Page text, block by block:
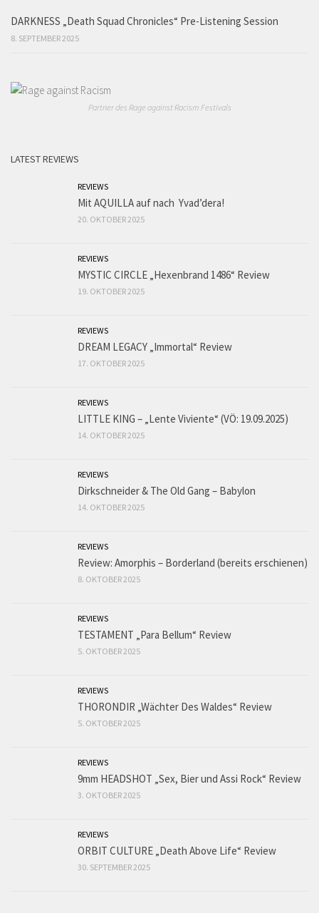
DARKNESS „Death Squad Chronicles“ Pre-Listening Session
8. SEPTEMBER 2025
Partner des Rage against Racism Festivals
LATEST REVIEWS
REVIEWS
Mit AQUILLA auf nach Yvad’dera!
20. OKTOBER 2025
REVIEWS
MYSTIC CIRCLE „Hexenbrand 1486“ Review
19. OKTOBER 2025
REVIEWS
DREAM LEGACY „Immortal“ Review
17. OKTOBER 2025
REVIEWS
LITTLE KING – „Lente Viviente“ (VÖ: 19.09.2025)
14. OKTOBER 2025
REVIEWS
Dirkschneider & The Old Gang – Babylon
14. OKTOBER 2025
REVIEWS
Review: Amorphis – Borderland (bereits erschienen)
8. OKTOBER 2025
REVIEWS
TESTAMENT „Para Bellum“ Review
5. OKTOBER 2025
REVIEWS
THORONDIR „Wächter Des Waldes“ Review
5. OKTOBER 2025
REVIEWS
9mm HEADSHOT „Sex, Bier und Assi Rock“ Review
3. OKTOBER 2025
REVIEWS
ORBIT CULTURE „Death Above Life“ Review
30. SEPTEMBER 2025